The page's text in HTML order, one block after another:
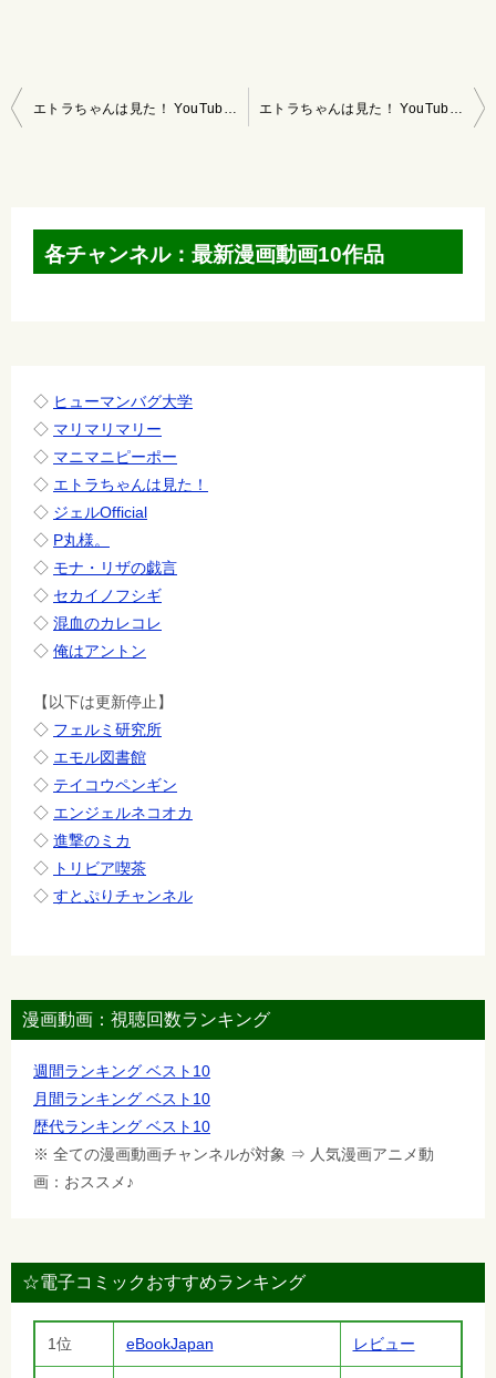
投
エトラちゃんは見た！ YouTubeマンガ 2021/8/22～8/28 エトラちゃんは見た！ YouTubeマンガ 2021/9/5～9/11
各チャンネル：最新漫画動画10作品
◇ ヒューマンバグ大学
◇ マリマリマリー
◇ マニマニピーポー
◇ エトラちゃんは見た！
◇ ジェルOfficial
◇ P丸様。
◇ モナ・リザの戯言
◇ セカイノフシギ
◇ 混血のカレコレ
◇ 俺はアントン
【以下は更新停止】
◇ フェルミ研究所
◇ エモル図書館
◇ テイコウペンギン
◇ エンジェルネコオカ
◇ 進撃のミカ
◇ トリビア喫茶
◇ すとぷりチャンネル
漫画動画：視聴回数ランキング
週間ランキング ベスト10
月間ランキング ベスト10
歴代ランキング ベスト10
※ 全ての漫画動画チャンネルが対象 ⇒ 人気漫画アニメ動
画：おススメ♪
☆電子コミックおすすめランキング
1位 eBookJapan レビュー